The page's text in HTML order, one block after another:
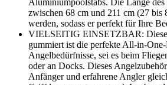
Aluminiumpoolstabs. Die Länge des
zwischen 68 cm und 211 cm (27 bis
werden, sodass er perfekt für Ihre
VIELSEITIG EINSETZBAR:
gummiert ist die perfekte All-in-
Angelbedürfnisse, sei es beim
oder an Docks. Dieses
Anfänger und erfahrene Angler